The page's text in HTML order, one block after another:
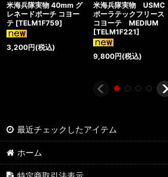
米海兵隊実物 40mm グ
レネードポーチ コヨー
テ [TELM1F759]
3,200円(税込)
米海兵隊実物 USMC
ポーラテックフリース
コヨーテ MEDIUM
[TELM1F221]
9,800円(税込)
最近チェックしたアイテム
ホーム